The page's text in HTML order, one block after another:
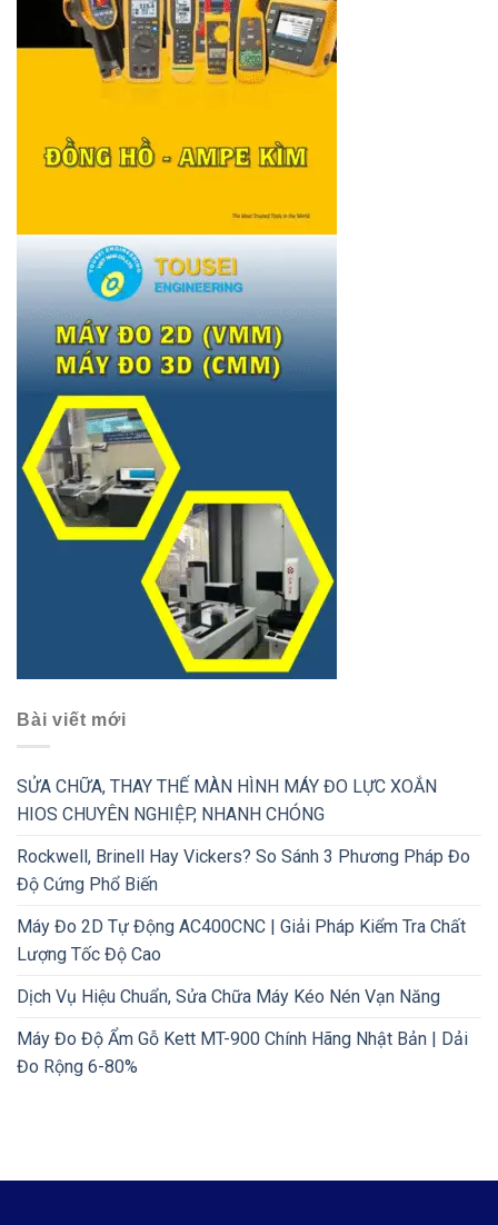
Bài viết mới
SỬA CHỮA, THAY THẾ MÀN HÌNH MÁY ĐO LỰC XOẮN
HIOS CHUYÊN NGHIỆP, NHANH CHÓNG
Rockwell, Brinell Hay Vickers? So Sánh 3 Phương Pháp Đo
Độ Cứng Phổ Biến
Máy Đo 2D Tự Động AC400CNC | Giải Pháp Kiểm Tra Chất
Lượng Tốc Độ Cao
Dịch Vụ Hiệu Chuẩn, Sửa Chữa Máy Kéo Nén Vạn Năng
Máy Đo Độ Ẩm Gỗ Kett MT-900 Chính Hãng Nhật Bản | Dải
Đo Rộng 6-80%